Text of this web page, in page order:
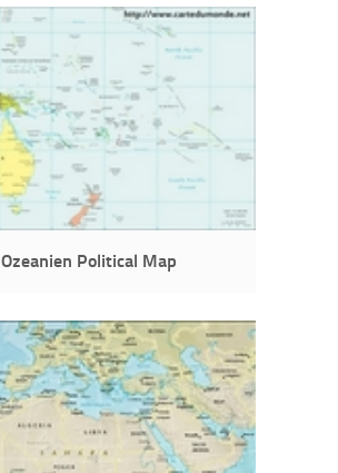
Ozeanien Political Map